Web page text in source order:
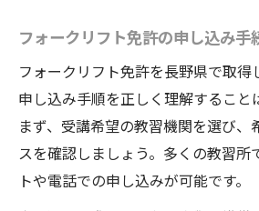
フォークリフト免許の申し込み手
フォークリフト免許を長野県で取得
申し込み手順を正しく理解すること
まず、受講希望の教習機関を選び、
スを確認しましょう。多くの教習所
トや電話での申し込みが可能です。